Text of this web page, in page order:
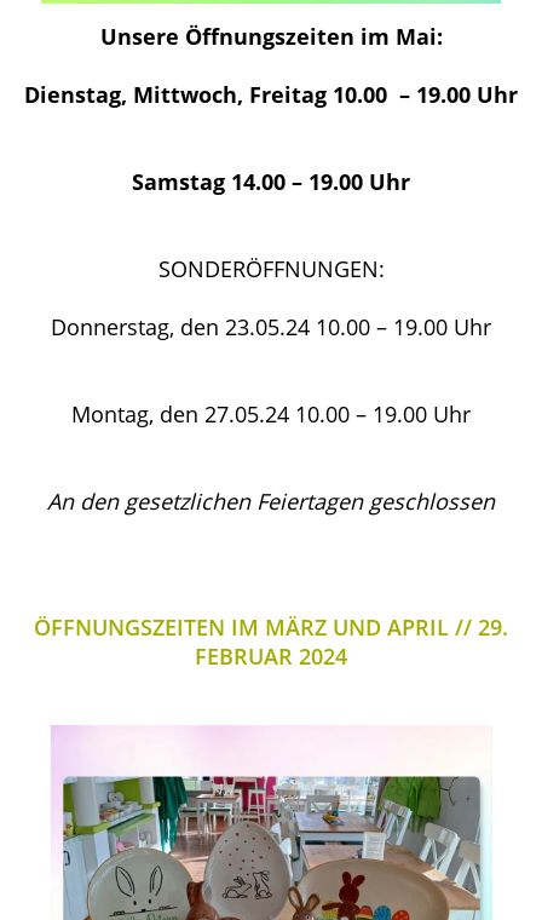
Unsere Öffnungszeiten im Mai:
Dienstag, Mittwoch, Freitag 10.00 – 19.00 Uhr
Samstag 14.00 – 19.00 Uhr
SONDERÖFFNUNGEN:
Donnerstag, den 23.05.24 10.00 – 19.00 Uhr
Montag, den 27.05.24 10.00 – 19.00 Uhr
An den gesetzlichen Feiertagen geschlossen
ÖFFNUNGSZEITEN IM MÄRZ UND APRIL
29.
FEBRUAR 2024